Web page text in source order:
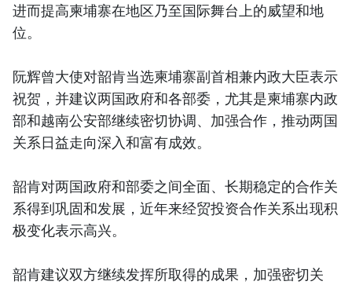
进而提高柬埔寨在地区乃至国际舞台上的威望和地
位。
阮辉曾大使对韶肯当选柬埔寨副首相兼内政大臣表示
祝贺，并建议两国政府和各部委，尤其是柬埔寨内政
部和越南公安部继续密切协调、加强合作，推动两国
关系日益走向深入和富有成效。
韶肯对两国政府和部委之间全面、长期稳定的合作关
系得到巩固和发展，近年来经贸投资合作关系出现积
极变化表示高兴。
韶肯建议双方继续发挥所取得的成果，加强密切关